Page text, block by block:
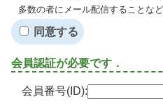
多数の者にメール配信することな
同意する
会員認証が必要です．
会員番号(ID):